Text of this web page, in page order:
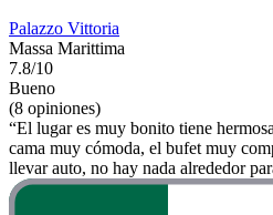
Palazzo Vittoria
Massa Marittima
7.8/10
Bueno
(8 opiniones)
“El lugar es muy bonito tiene
cama muy cómoda, el bufet muy
llevar auto, no hay nada alrededor